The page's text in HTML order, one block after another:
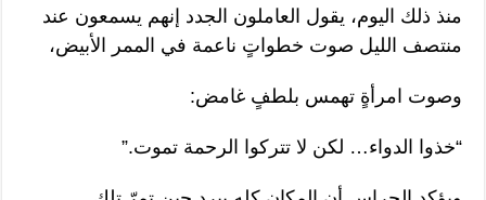
منذ ذلك اليوم، يقول العاملون الجدد إنهم يسمعون عند
منتصف الليل صوت خطواتٍ ناعمة في الممر الأبيض،
وصوت امرأةٍ تهمس بلطفٍ غامض:
“خذوا الدواء… لكن لا تتركوا الرحمة تموت.”